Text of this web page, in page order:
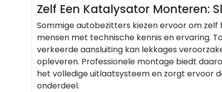
Zelf Een Katalysator Monteren:
Sommige autobezitters kiezen ervoor om
mensen met technische kennis en ervaring.
verkeerde aansluiting kan lekkages
opleveren. Professionele montage biedt
het volledige uitlaatsysteem en zorgt ervoor
onderdeel.